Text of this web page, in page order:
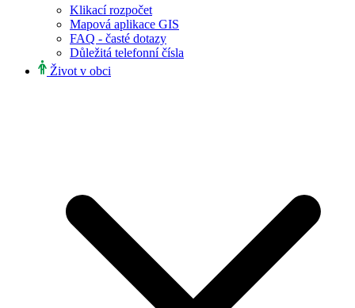
Klikací rozpočet
Mapová aplikace GIS
FAQ - časté dotazy
Důležitá telefonní čísla
Život v obci